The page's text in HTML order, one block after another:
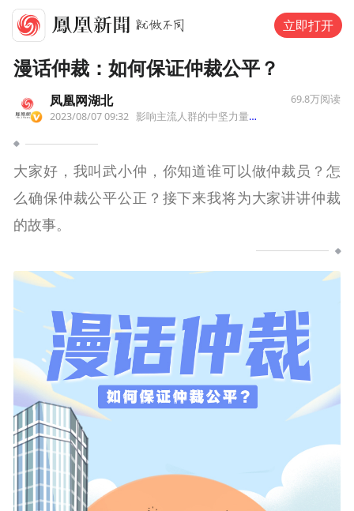
立即打开
漫话仲裁：如何保证仲裁公平？
凤凰网湖北
2023/08/07 09:32 影响主流人群的中坚力量。
69.8万阅读
大家好，我叫武小仲，你知道谁可以做仲裁员？怎
么确保仲裁公平公正？接下来我将为大家讲讲仲裁
的故事。